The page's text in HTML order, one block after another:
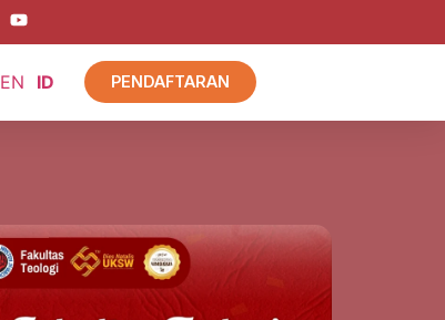
EN ID PENDAFTARAN